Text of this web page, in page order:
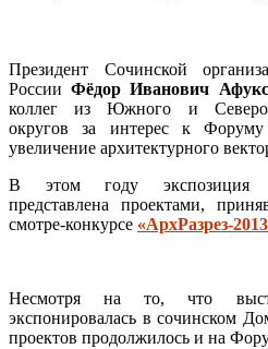
Президент Сочинской
РоссииФёдор Иванович
коллег из Южного и Северо-
округов за интерес к
увеличение архитектурного
В этом году экспозиция
представлена проектами,
смотре-конкурсе «АрхРазрез-
Несмотря на то, что
экспонировалась в сочинском
проектов продолжилось и на